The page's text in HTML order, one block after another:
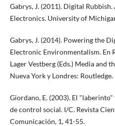
Gabrys, J. (2011). Digital
Electronics. University of
Gabrys, J. (2014). Powering the
Electronic Environmentalism. En
Lager Vestberg (Eds.) Media and
Nueva York y Londres: Routledge.
Giordano, E. (2003). El
de control social. I/C. Revista
Comunicación, 1, 41-55.